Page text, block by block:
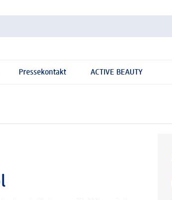
Pressekontakt ACTIVE BEAUTY